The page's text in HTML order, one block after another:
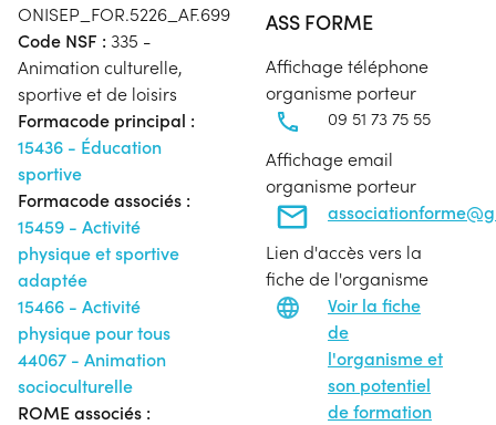
ONISEP_FOR.5226_AF.699
Code NSF : 335 -
Animation culturelle,
sportive et de loisirs
Formacode principal :
15436 - Éducation
sportive
Formacode associés :
15459 - Activité
physique et sportive
adaptée
15466 - Activité
physique pour tous
44067 - Animation
socioculturelle
ROME associés :
ASS FORME
Affichage téléphone
organisme porteur
09 51 73 75 55
Affichage email
organisme porteur
Lien d'accès vers la
fiche de l'organisme
Voir la fiche
de
l'organisme et
son potentiel
de formation